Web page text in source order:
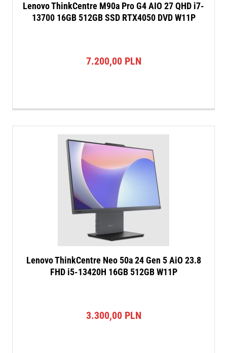
Lenovo ThinkCentre M90a Pro G4 AIO 27 QHD i7-
13700 16GB 512GB SSD RTX4050 DVD W11P
7.200,00 PLN
Lenovo ThinkCentre Neo 50a 24 Gen 5 AiO 23.8
FHD i5-13420H 16GB 512GB W11P
3.300,00 PLN